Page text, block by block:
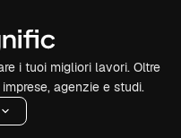
i tuoi migliori lavori. Oltre
agenzie e studi.